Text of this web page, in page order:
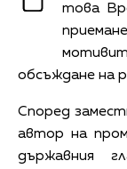
това
обсъждане на
Според
автор на
държавния